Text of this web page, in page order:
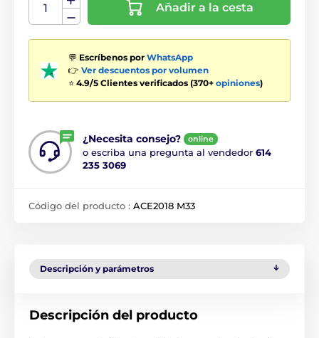
Añadir a la cesta
💬 Escríbenos por WhatsApp
👉 Ver descuentos por volumen
⭐ 4.9/5 Clientes verificados (370+ opiniones)
¿Necesita consejo? online
o escriba una pregunta al vendedor 614
235 3069
Código del producto : ACE2018 M33
Descripción y parámetros
Descripción del producto